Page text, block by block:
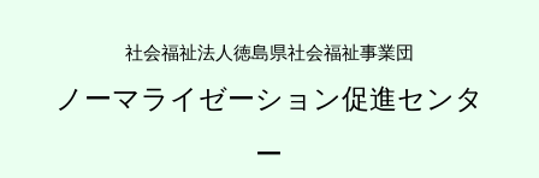
社会福祉法人徳島県社会福祉事業団
ノーマライゼーション促進センタ
ー